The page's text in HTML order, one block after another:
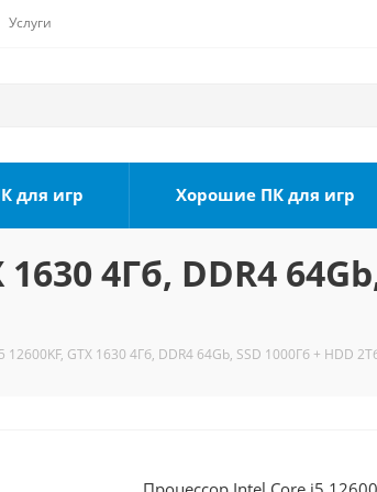
Услуги
для игр Хорошие ПК для игр
4Гб, DDR4
GTX 1630 4Гб, DDR4 64Gb, SSD 1000Гб + HDD